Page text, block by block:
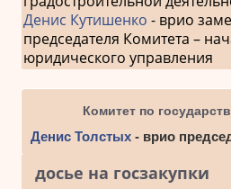
Денис Кутишенко - врио
председателя Комитета –
юридического управления
Комитет по
Денис Толстых- врио
досье на госзакупки